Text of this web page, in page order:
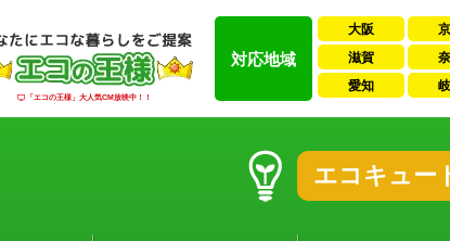
「エコの王様」大人気CM放映中！！
対応地域
大阪
滋賀
愛知
エコキュー